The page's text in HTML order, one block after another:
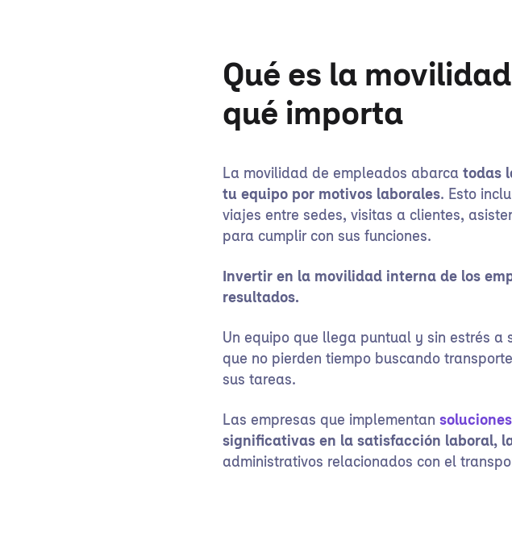
Qué es la
qué importa
La movilidad de empleados abarca todas
tu equipo por motivos laborales. Esto
viajes entre sedes, visitas a clientes,
para cumplir con sus funciones.
Invertir en la movilidad interna de los
resultados.
Un equipo que llega puntual y sin estrés a
que no pierden tiempo buscando
sus tareas.
Las empresas que implementan
significativas en la satisfacción laboral,
administrativos relacionados con el